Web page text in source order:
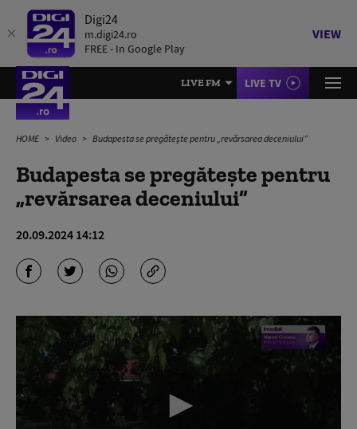
Digi24
m.digi24.ro
FREE - In Google Play
VIEW
LIVE FM LIVE TV
HOME Video Budapesta se pregătește pentru „revărsarea deceniului”
Budapesta se pregătește pentru
„revărsarea deceniului”
20.09.2024 14:12